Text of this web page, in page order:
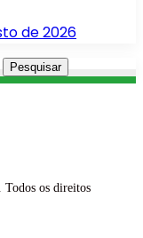
de 2026
os direitos